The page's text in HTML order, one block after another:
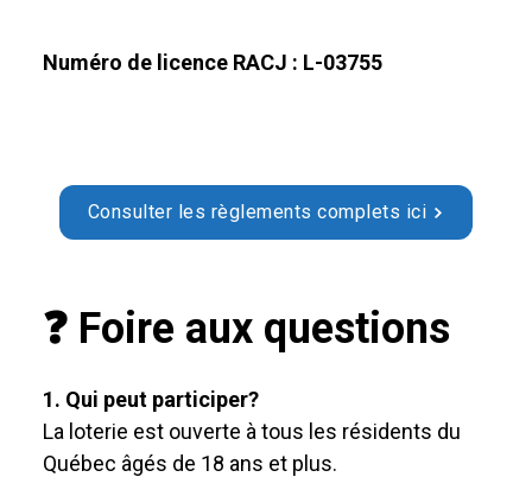
Numéro de licence RACJ : L-03755
Consulter les règlements complets ici
❓ Foire aux questions
1. Qui peut participer?
La loterie est ouverte à tous les résidents du
Québec âgés de 18 ans et plus.